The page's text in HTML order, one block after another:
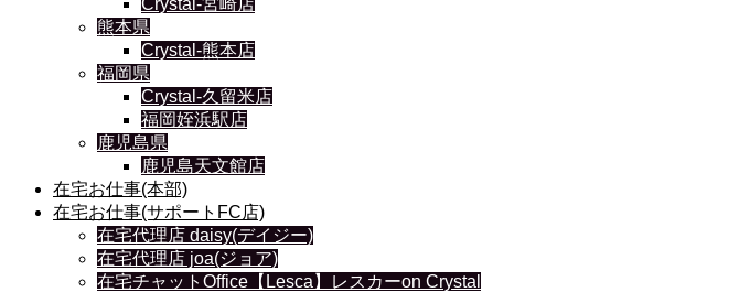
Crystal-宮崎店
熊本県
Crystal-熊本店
福岡県
Crystal-久留米店
福岡姪浜駅店
鹿児島県
鹿児島天文館店
在宅お仕事(本部)
在宅お仕事(サポートFC店)
在宅代理店 daisy(デイジー)
在宅代理店 joa(ジョア)
在宅チャットOffice【Lesca】レスカーon Crystal